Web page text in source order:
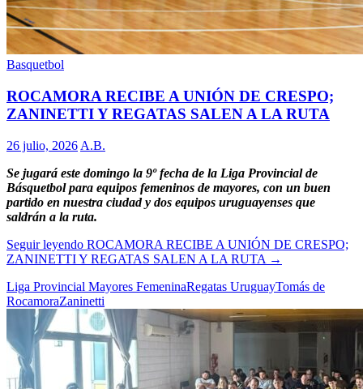
Basquetbol
ROCAMORA RECIBE A UNIÓN DE CRESPO;
ZANINETTI Y REGATAS SALEN A LA RUTA
26 julio, 2026 A.B.
Se jugará este domingo la 9º fecha de la Liga Provincial de
Básquetbol para equipos femeninos de mayores, con un buen
partido en nuestra ciudad y dos equipos uruguayenses que
saldrán a la ruta.
Seguir leyendo ROCAMORA RECIBE A UNIÓN DE CRESPO;
ZANINETTI Y REGATAS SALEN A LA RUTA →
Liga Provincial Mayores FemeninaRegatas UruguayTomás de
RocamoraZaninetti